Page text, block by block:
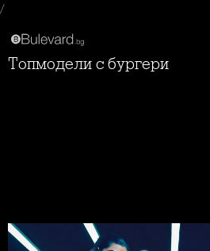
/
Топмодели с бургери